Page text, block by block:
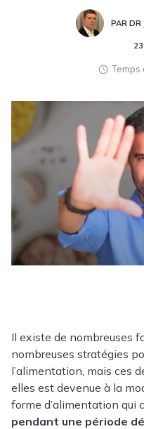
PAR DR
Temps
Il existe de nombreuses
nombreuses stratégies
l’alimentation, mais ces
elles est devenue à la
forme d’alimentation qui
pendant une période